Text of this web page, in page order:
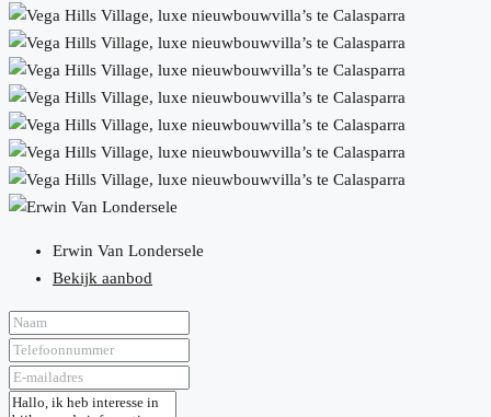
Erwin Van Londersele
Bekijk aanbod